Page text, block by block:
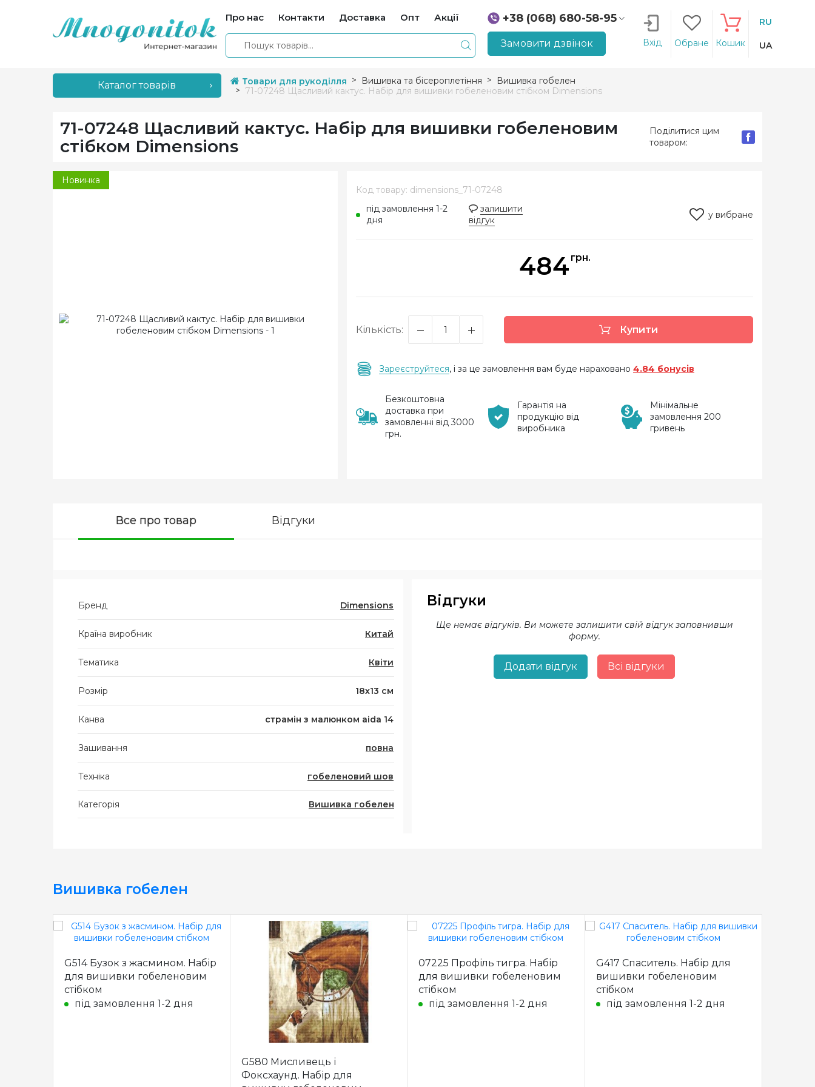
Про нас Контакти Доставка Опт Акції
+38 (068) 680-58-95
+38 (066) 207-14-90
Замовити дзвінок Вхід Обране Кошик
RU
UA
Каталог товарів Товари для рукоділля Вишивка та бісероплетіння
Вишивка гобелен
71-07248 Щасливий кактус. Набір для вишивки гобеленовим стібком Dimensions
71-07248 Щасливий кактус. Набір для вишивки гобеленовим
стібком Dimensions
Поділитися цим
товаром:
Новинка
Код товару: dimensions_71-07248
під замовлення 1-2
дня
залишити
відгук
у вибране
484 грн.
Кількість: Купити
Зареєструйтеся, і за це замовлення вам буде нараховано 4.84 бонусів
Безкоштовна
доставка при
замовленні від 3000
грн.
Гарантія на
продукцію від
виробника
Мінімальне
замовлення 200
гривень
Все про товар Відгуки
Бренд Dimensions
Країна виробник Китай
Тематика Квіти
Розмір 18х13 см
Канва страмін з малюнком aida 14
Зашивання повна
Техніка гобеленовий шов
Категорія Вишивка гобелен
Відгуки
Ще немає відгуків. Ви можете залишити свій відгук заповнивши
форму.
Додати відгук Всі відгуки
Вишивка гобелен
G514 Бузок з жасмином. Набір
для вишивки гобеленовим
стібком
під замовлення 1-2 дня
G580 Мисливець і
Фоксхаунд. Набір для
07225 Профіль тигра. Набір
для вишивки гобеленовим
стібком
під замовлення 1-2 дня
G417 Спаситель. Набір для
вишивки гобеленовим
стібком
під замовлення 1-2 дня